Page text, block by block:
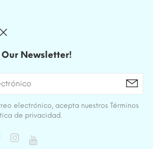
Newsletter!
electrónico, acepta nuestros Términos
de privacidad.